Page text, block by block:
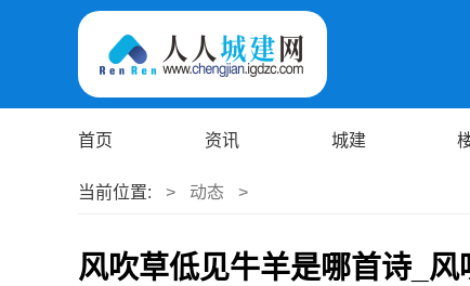
首页 资讯 城建
当前位置: > 动态 >
风吹草低见牛羊是哪首诗_